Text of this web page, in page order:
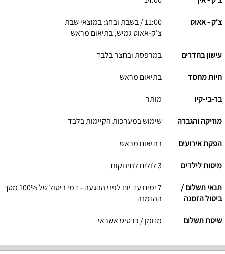
צ‘ק - אאוט
11:00 / בשבת ובחג: במוצאי שבת
צ'ק-אאוט גמיש, בתיאום מראש
עישון בחדרים במרפסת ובחצר בלבד
חיות מחמד בתיאום מראש
בר-בי-קיו מותר
מוזיקה והגברה שימוש במערכות הקיימות בלבד
הפקת אירועים בתיאום מראש
מיטות לילדים 3 לולים לתינוקות
תנאי תשלום /
ביטול הזמנה
7 ימים עד יום לפני ההגעה - דמי ביטול של 100% מסך
ההזמנה
שיטת תשלום מזומן / כרטיס אשראי